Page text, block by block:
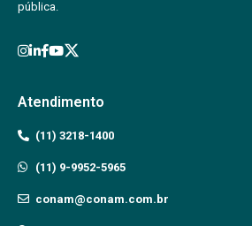
pública.
Atendimento
(11) 3218-1400
(11) 9-9952-5965
conam@conam.com.br